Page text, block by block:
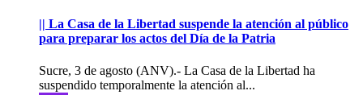
|| La Casa de la Libertad suspende la atención al público
para preparar los actos del Día de la Patria
Sucre, 3 de agosto (ANV).- La Casa de la Libertad ha
suspendido temporalmente la atención al...